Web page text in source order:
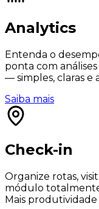
Analytics
Entenda o
ponta com
— simples, claras e
Saiba mais
Check-in
Organize rotas,
módulo
Mais